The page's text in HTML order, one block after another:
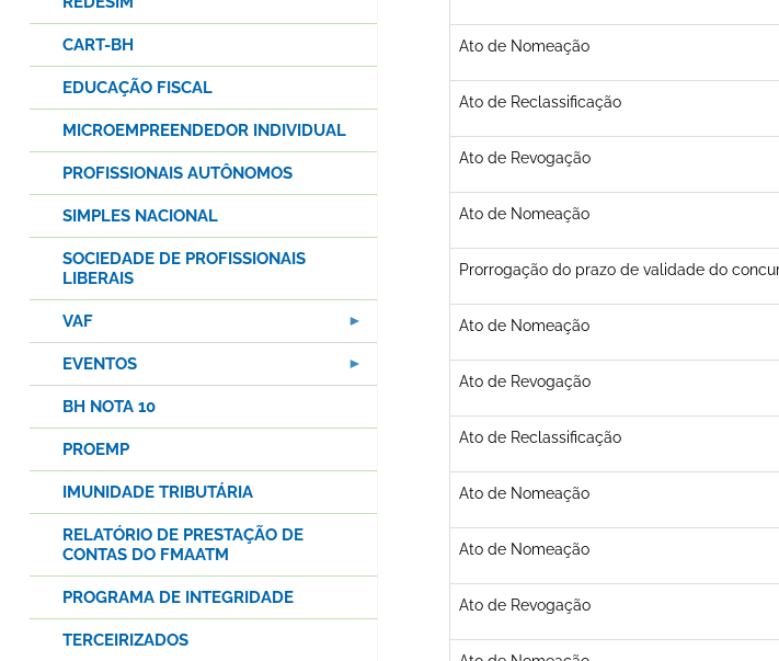
Ato de Nomeação
Ato de Reclassificação
Ato de Revogação
Ato de Nomeação
Prorrogação do prazo de validade do
Ato de Nomeação
Ato de Revogação
Ato de Reclassificação
Ato de Nomeação
Ato de Nomeação
Ato de Revogação
CART-BH
EDUCAÇÃO FISCAL
MICROEMPREENDEDOR INDIVIDUAL
PROFISSIONAIS AUTÔNOMOS
SIMPLES NACIONAL
SOCIEDADE DE PROFISSIONAIS
LIBERAIS
VAF
EVENTOS
BH NOTA 10
PROEMP
IMUNIDADE TRIBUTÁRIA
RELATÓRIO DE PRESTAÇÃO DE
CONTAS DO FMAATM
PROGRAMA DE INTEGRIDADE
TERCEIRIZADOS